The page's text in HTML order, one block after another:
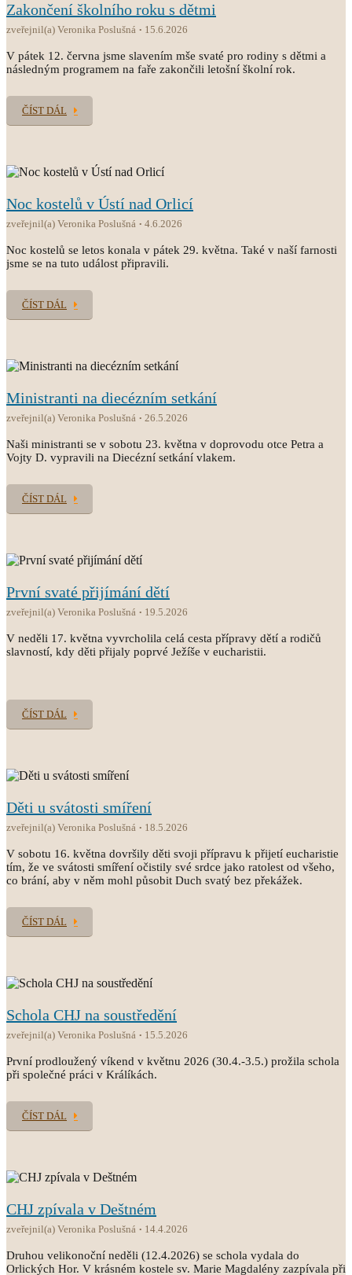
Zakončení školního roku s dětmi
zveřejnil(a) Veronika Poslušná 15.6.2026
V pátek 12. června jsme slavením mše svaté pro rodiny s dětmi a
následným programem na faře zakončili letošní školní rok.
ČÍST DÁL
Noc kostelů v Ústí nad Orlicí
zveřejnil(a) Veronika Poslušná 4.6.2026
Noc kostelů se letos konala v pátek 29. května. Také v naší farnosti
jsme se na tuto událost připravili.
ČÍST DÁL
Ministranti na diecézním setkání
zveřejnil(a) Veronika Poslušná 26.5.2026
Naši ministranti se v sobotu 23. května v doprovodu otce Petra a
Vojty D. vypravili na Diecézní setkání vlakem.
ČÍST DÁL
První svaté přijímání dětí
zveřejnil(a) Veronika Poslušná 19.5.2026
V neděli 17. května vyvrcholila celá cesta přípravy dětí a rodičů
slavností, kdy děti přijaly poprvé Ježíše v eucharistii.
ČÍST DÁL
Děti u svátosti smíření
zveřejnil(a) Veronika Poslušná 18.5.2026
V sobotu 16. května dovršily děti svoji přípravu k přijetí eucharistie
tím, že ve svátosti smíření očistily své srdce jako ratolest od všeho,
co brání, aby v něm mohl působit Duch svatý bez překážek.
ČÍST DÁL
Schola CHJ na soustředění
zveřejnil(a) Veronika Poslušná 15.5.2026
První prodloužený víkend v květnu 2026 (30.4.-3.5.) prožila schola
při společné práci v Králíkách.
ČÍST DÁL
CHJ zpívala v Deštném
zveřejnil(a) Veronika Poslušná 14.4.2026
Druhou velikonoční neděli (12.4.2026) se schola vydala do
Orlických Hor. V krásném kostele sv. Marie Magdalény zazpívala při